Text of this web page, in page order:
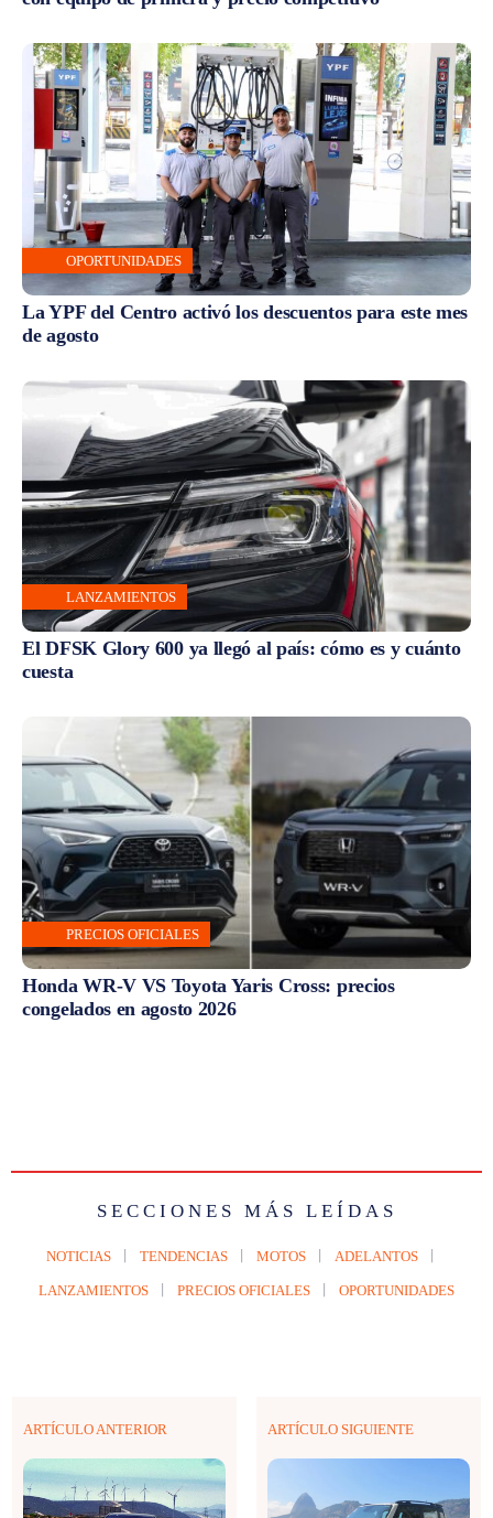
OPORTUNIDADES
La YPF del Centro activó los descuentos para este mes
de agosto
LANZAMIENTOS
El DFSK Glory 600 ya llegó al país: cómo es y cuánto
cuesta
PRECIOS OFICIALES
Honda WR-V VS Toyota Yaris Cross: precios
congelados en agosto 2026
SECCIONES MÁS LEÍDAS
NOTICIAS TENDENCIAS MOTOS ADELANTOS
LANZAMIENTOS PRECIOS OFICIALES OPORTUNIDADES
ARTÍCULO ANTERIOR ARTÍCULO SIGUIENTE